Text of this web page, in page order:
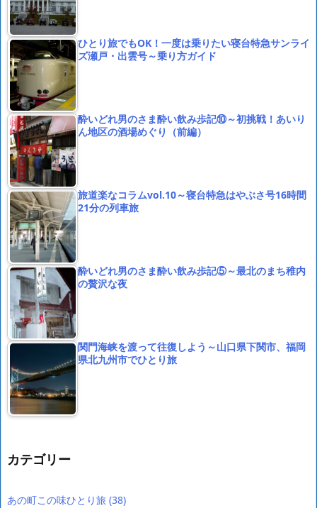
ひとり旅でもOK！一度は乗りたい寝台特急サンライ
ズ瀬戸・出雲号～乗り方ガイド
酔いどれ男のさま酔い飲み歩記⑩～初挑戦！あいり
ん地区の酒場めぐり（前編）
旅道楽なコラムvol.10～寝台特急はやぶさ号16時間
21分の列車旅
酔いどれ男のさま酔い飲み歩記⑤～最北のまち稚内
の贅沢な夜
関門海峡を渡って往復しよう～山口県下関市、福岡
県北九州市でひとり旅
カテゴリー
あの町この味ひとり旅 (38)